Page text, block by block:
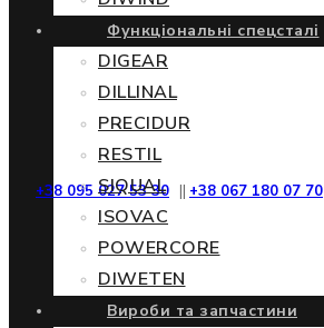
+38 095 027 53 30 || +38 067 180 07 70
Функціональні спецсталі
DIGEAR
DILLINAL
PRECIDUR
RESTIL
SIQUAL
ISOVAC
POWERCORE
DIWETEN
Вироби та запчастини